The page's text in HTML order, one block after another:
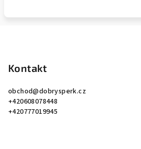
Kontakt
obchod@dobrysperk.cz
+420608078448
+420777019945